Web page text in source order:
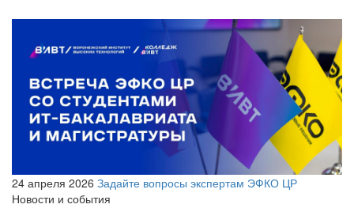
24 апреля 2026 Задайте вопросы экспертам ЭФКО ЦР
Новости и события